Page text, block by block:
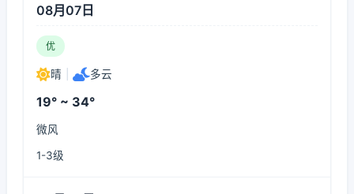
08月07日
优
晴 多云
19° ~ 34°
微风
1-3级